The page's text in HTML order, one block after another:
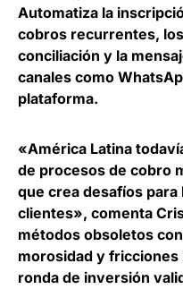
Automatiza la
cobros recurrentes,
conciliación y la
canales como
plataforma.
«América Latina
de procesos de cobro
que crea desafíos
clientes», comenta
métodos obsoletos
morosidad y fricciones
ronda de inversión